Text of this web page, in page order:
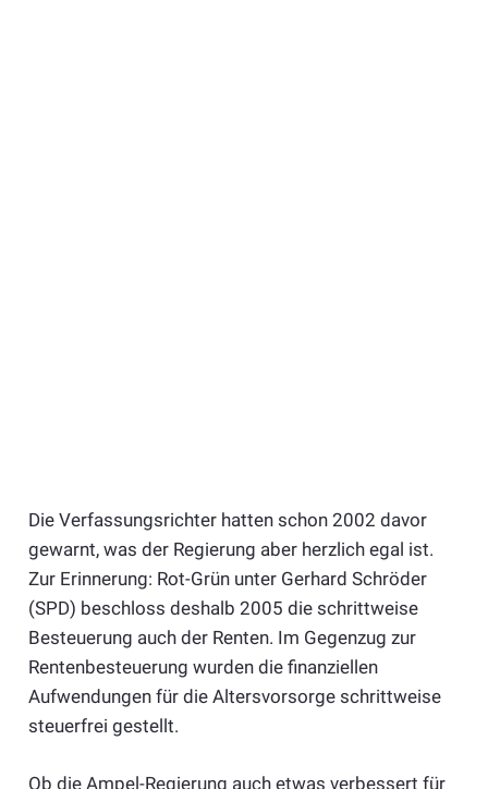
Die Verfassungsrichter hatten schon 2002 davor
gewarnt, was der Regierung aber herzlich egal ist.
Zur Erinnerung: Rot-Grün unter Gerhard Schröder
(SPD) beschloss deshalb 2005 die schrittweise
Besteuerung auch der Renten. Im Gegenzug zur
Rentenbesteuerung wurden die finanziellen
Aufwendungen für die Altersvorsorge schrittweise
steuerfrei gestellt.
Ob die Ampel-Regierung auch etwas verbessert für